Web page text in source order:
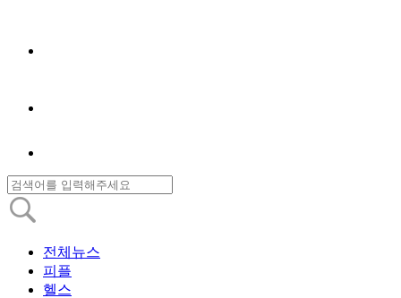
전체뉴스
피플
헬스